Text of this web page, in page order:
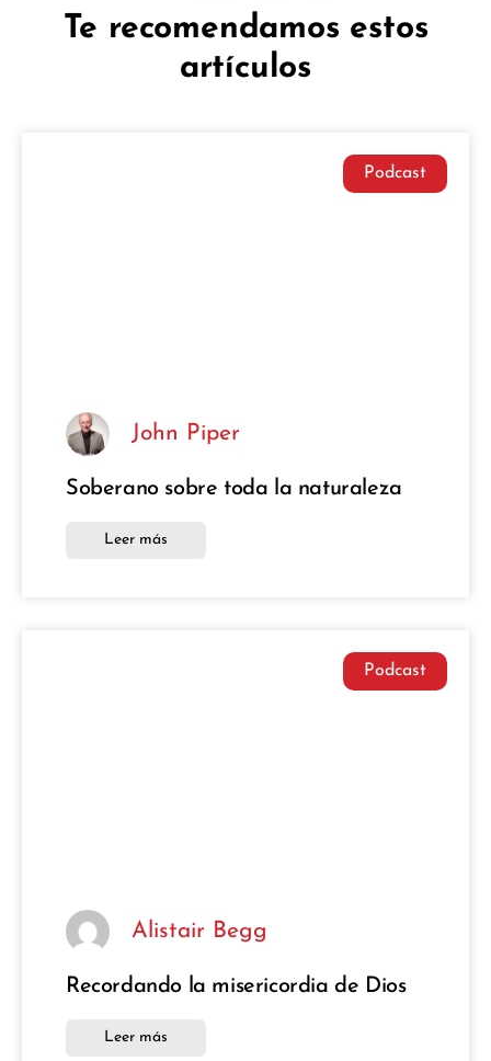
Te recomendamos estos
artículos
Podcast
John Piper
Soberano sobre toda la naturaleza
Leer más
Podcast
Alistair Begg
Recordando la misericordia de Dios
Leer más